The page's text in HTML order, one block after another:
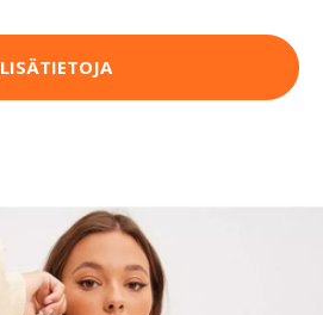
LISÄTIETOJA